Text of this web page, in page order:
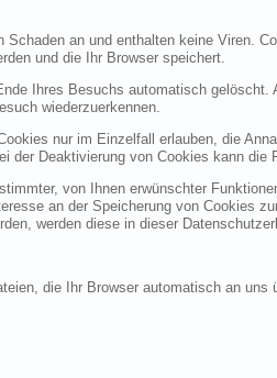
an und enthalten keine Viren.
und die Ihr Browser speichert.
Ihres Besuchs automatisch
wiederzuerkennen.
nur im Einzelfall erlauben, die
Deaktivierung von Cookies kann die
von Ihnen erwünschter
an der Speicherung von Cookies
werden diese in dieser
die Ihr Browser automatisch an uns